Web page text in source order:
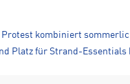
Protest kombiniert
Platz für Strand-